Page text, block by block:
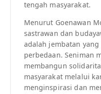
tengah masyarakat.
Menurut Goenawan
sastrawan dan
adalah jembatan
perbedaan. Seniman
membangun
masyarakat melalui
menginspirasi dan